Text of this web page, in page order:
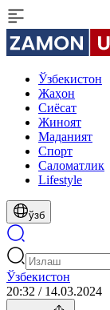
Ўзбекистон
Жаҳон
Сиёсат
Жиноят
Маданият
Спорт
Cаломатлик
Lifestyle
ўзб
Ўзбекистон
20:32 / 14.03.2024